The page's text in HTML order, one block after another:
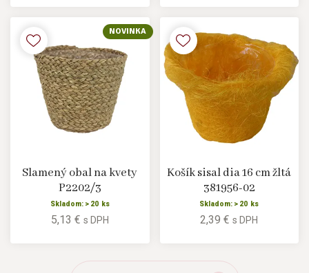
NOVINKA
Slamený obal na kvety
P2202/3
Skladom: > 20 ks
5,13 € s DPH
Košík sisal dia 16 cm žltá
381956-02
Skladom: > 20 ks
2,39 €s DPH